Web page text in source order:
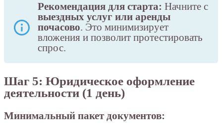
Рекомендация для старта: Начните с
выездных услуг или аренды
почасово. Это минимизирует
вложения и позволит протестировать
спрос.
Шаг 5: Юридическое оформление
деятельности (1 день)
Минимальный пакет документов: